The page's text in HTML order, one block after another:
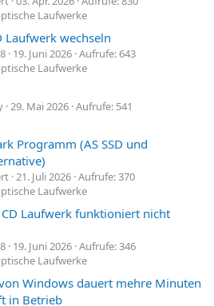
Laufwerke
Laufwerk wechseln
19. Juni 2026 Aufrufe: 643
Laufwerke
29. Mai 2026 Aufrufe: 541
Programm (AS SSD und
21. Juli 2026 Aufrufe: 370
Laufwerke
Laufwerk funktioniert nicht
19. Juni 2026 Aufrufe: 346
Laufwerke
Windows dauert mehre Minuten
in Betrieb